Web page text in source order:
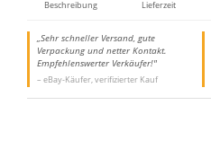
Beschreibung Lieferzeit
„Sehr schneller Versand, gute
Verpackung und netter Kontakt.
Empfehlenswerter Verkäufer!"
– eBay-Käufer, verifizierter Kauf